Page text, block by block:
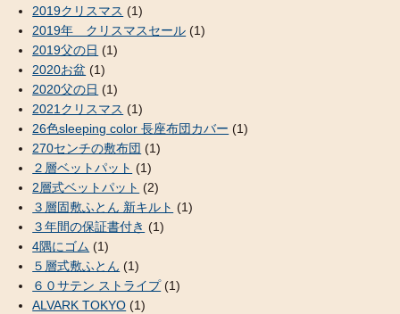
2019クリスマス (1)
2019年 クリスマスセール (1)
2019父の日 (1)
2020お盆 (1)
2020父の日 (1)
2021クリスマス (1)
26色sleeping color 長座布団カバー (1)
270センチの敷布団 (1)
２層ベットパット (1)
2層式ベットパット (2)
３層固敷ふとん 新キルト (1)
３年間の保証書付き (1)
4隅にゴム (1)
５層式敷ふとん (1)
６０サテン ストライプ(1)
ALVARK TOKYO (1)